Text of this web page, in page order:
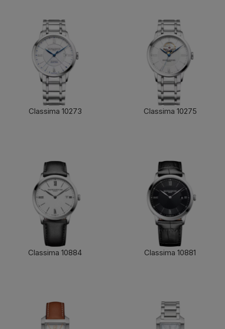
Classima 10273
Classima 10275
Classima 10884
Classima 10881